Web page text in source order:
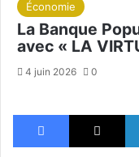
Économie
La Banque
avec « LA
4 juin 2026 0
Facebook X